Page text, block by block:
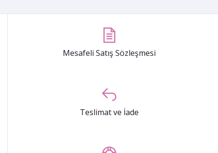
Mesafeli Satış Sözleşmesi
Teslimat ve İade